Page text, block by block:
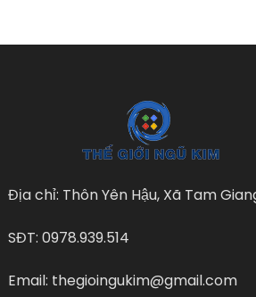
Địa chỉ: Thôn Yên Hậu, Xã Tam
SĐT: 0978.939.514
Email: thegioingukim@gmail.com